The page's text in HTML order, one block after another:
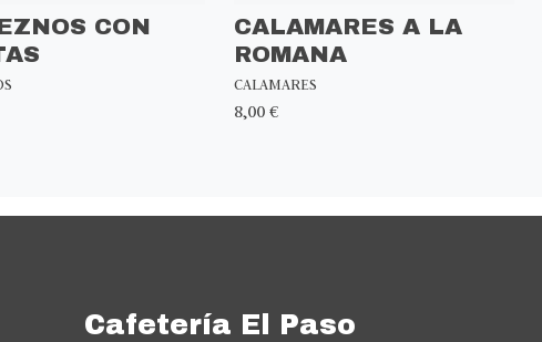
CON
CALAMARES A LA
ROMANA
CALAMARES
8,00 €
Cafetería El Paso